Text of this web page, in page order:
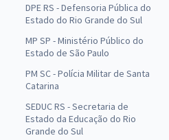
DPE RS - Defensoria Pública do
Estado do Rio Grande do Sul
MP SP - Ministério Público do
Estado de São Paulo
PM SC - Polícia Militar de Santa
Catarina
SEDUC RS - Secretaria de
Estado da Educação do Rio
Grande do Sul